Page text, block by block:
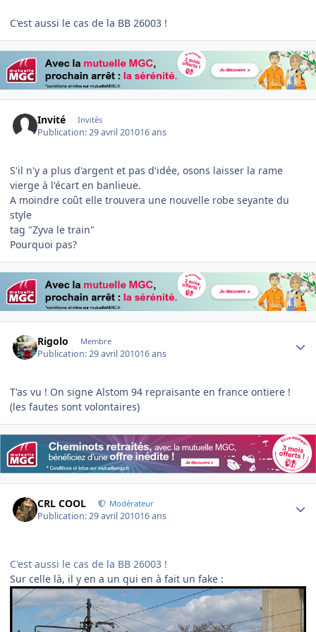
C'est aussi le cas de la BB 26003 !
Invité Invités
Publication:29 avril 201016 ans
S'il n'y a plus d'argent et pas d'idée, osons laisser la rame
vierge à l'écart en banlieue.
A moindre coût elle trouvera une nouvelle robe seyante du
style
tag "Zyva le train"
Pourquoi pas?
Rigolo Membre
Publication:29 avril 201016 ans
T'as vu ! On signe Alstom 94 repraisante en france ontiere !
(les fautes sont volontaires)
CRL COOL Modérateur
Publication:29 avril 201016 ans
C'est aussi le cas de la BB 26003 !
Sur celle là, il y en a un qui en à fait un fake :